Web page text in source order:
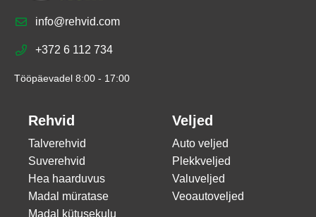
info@rehvid.com
+372 6 112 734
Tööpäevadel 8:00 - 17:00
Rehvid
Talverehvid
Suverehvid
Hea haarduvus
Madal müratase
Madal kütusekulu
Veljed
Auto veljed
Plekkveljed
Valuveljed
Veoautoveljed